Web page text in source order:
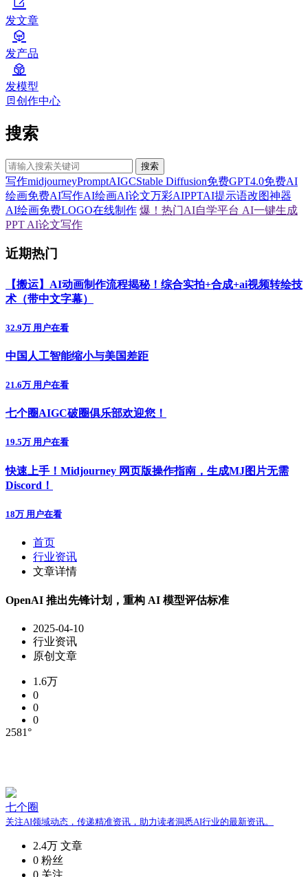
发文章
发产品
发模型
创作中心
搜索
搜索
写作midjourneyPromptAIGCStable Diffusion免费GPT4.0免费AI
绘画免费AI写作AI绘画AI论文万彩AIPPTAI提示语改图神器
AI绘画免费LOGO在线制作 爆！热门AI自学平台 AI一键生成
PPT AI论文写作
近期热门
【搬运】AI动画制作流程揭秘！综合实拍+合成+ai视频转绘技
术（带中文字幕）
32.9万 用户在看
中国人工智能缩小与美国差距
21.6万 用户在看
七个圈AIGC破圈俱乐部欢迎您！
19.5万 用户在看
快速上手！Midjourney 网页版操作指南，生成MJ图片无需
Discord！
18万 用户在看
首页
行业资讯
文章详情
OpenAI 推出先锋计划，重构 AI 模型评估标准
2025-04-10
行业资讯
原创文章
1.6万
0
0
0
2581°
七个圈
关注AI领域动态，传递精准资讯，助力读者洞悉AI行业的最新资讯。
2.4万 文章
0 粉丝